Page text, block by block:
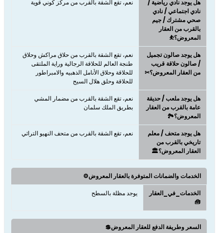
هل يوجد نادي رياضية /
نادي اجتماعي / نادي
صحي مشترك / جيم
بالقرب من العقار
المعروض؟⛹
نعم، تقع الشقة بالقرب من مركز كوني قوية
هل يوجد صالون تجميل
/ صالون حلاقة قريب
من العقار المعروض؟✂
نعم، تقع الشقة بالقرب من حلاق مراكش وحلاق
طنجة العالم للحلاقة الرجالية وراية الملتقى
للحلاقة وحلاق الأنامل الذهبيه والامبراطور
للحلاقة وحلق هلال السيح
هل يوجد ملعب / حديقة
عامة بالقرب من العقار
المعروض؟🏞️
نعم، تقع الشقة بالقرب من مضمار المشي
بطريق الملك سلمان
هل يوجد متحف / معلم
تاريخي بالقرب من
العقار المعروض؟🏛️
نعم، تقع الشقة بالقرب من متحف النهيو التراثي
الخدمات والضمانات المتوفرة بالعقار المعروض⚙️
الخدمات_في_العقار
🧰
يوجد مظلة بالسطح
السعر وطريفة الدفع للعقار المعروض💲